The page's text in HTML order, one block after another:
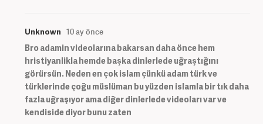
Unknown 10 ay önce
Bro adamin videolarına bakarsan daha önce hem
hristiyanlikla hemde başka dinlerlede uğraştığını
görürsün. Neden en çok islam çünkü adam türk ve
türklerinde çoğu müslüman bu yüzden islamla bir tık daha
fazla uğraşıyor ama diğer dinlerlede videoları var ve
kendiside diyor bunu zaten